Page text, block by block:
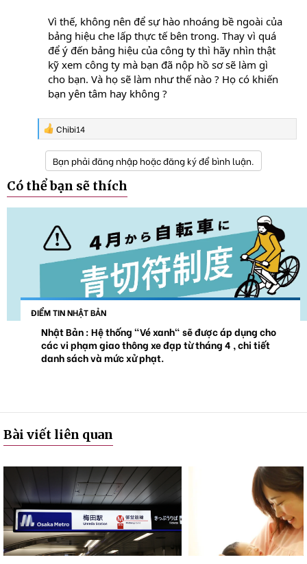
Vì thế, không nên để sự hào nhoáng bề ngoài của
bảng hiệu che lấp thực tế bên trong. Thay vì quá
để ý đến bảng hiệu của công ty thì hãy nhìn thật
kỹ xem công ty mà bạn đã nộp hồ sơ sẽ làm gì
cho bạn. Và họ sẽ làm như thế nào ? Họ có khiến
bạn yên tâm hay không ?
R
e
a
c
t
i
o
:
Chibi14
Bạn phải đăng nhập hoặc đăng ký để bình luận.
Có thể bạn sẽ thích
ĐIỂM TIN NHẬT BẢN
Nhật Bản : Hệ thống "Vé xanh" sẽ được áp dụng cho
các vi phạm giao thông xe đạp từ tháng 4 , chi tiết
danh sách và mức xử phạt.
Bài viết liên quan